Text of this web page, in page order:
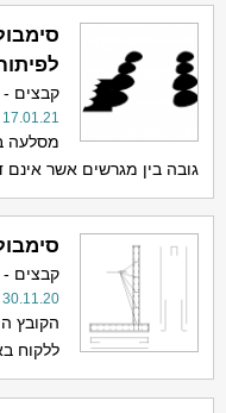
קבצים
17.01.21
מסלעה
גובה בין מגרשים אשר אינם
קבצים
30.11.20
הקובץ
ללקוח